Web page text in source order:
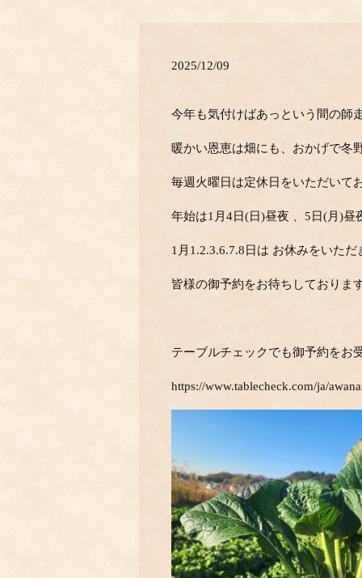
2025/12/09
今年も気付けばあっという間の師
暖かい恩恵は畑にも、おかげで
毎週火曜日は定休日をいただい
年始は1月4日(日)昼夜 、5
1月1.2.3.6.7.8日は お休みをいた
皆様の御予約をお待ちしておりま
テーブルチェックでも御予約を
https://www.tablecheck.com/ja/